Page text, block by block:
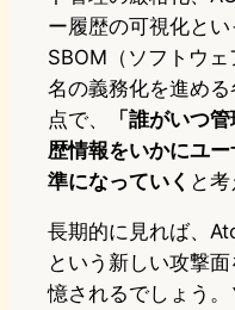
ー履歴の可視化とい
SBOM（ソフトウ
名の義務化を進め
点で、
「誰がいつ
歴情報をいかにユ
準になっていく と考
長期的に見れば、
という新しい攻撃
憶されるでしょう